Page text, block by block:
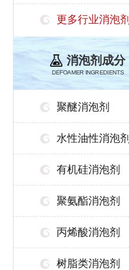
更多行业消泡剂
消泡剂成分
DEFOAMER INGREDIENTS
聚醚消泡剂
水性油性消泡剂
有机硅消泡剂
聚氨酯消泡剂
丙烯酸消泡剂
树脂类消泡剂